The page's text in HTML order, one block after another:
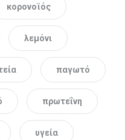
κορονοϊός
λεμόνι
παγωτό
πρωτεΐνη
υγεία